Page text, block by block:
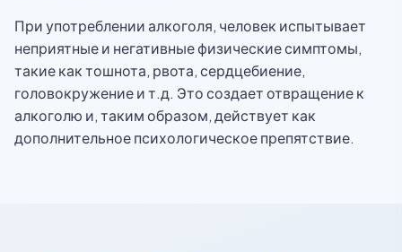
При употреблении алкоголя, человек испытывает
неприятные и негативные физические симптомы,
такие как тошнота, рвота, сердцебиение,
головокружение и т.д. Это создает отвращение к
алкоголю и, таким образом, действует как
дополнительное психологическое препятствие.